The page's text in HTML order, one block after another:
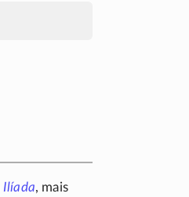
Ilíada, mais